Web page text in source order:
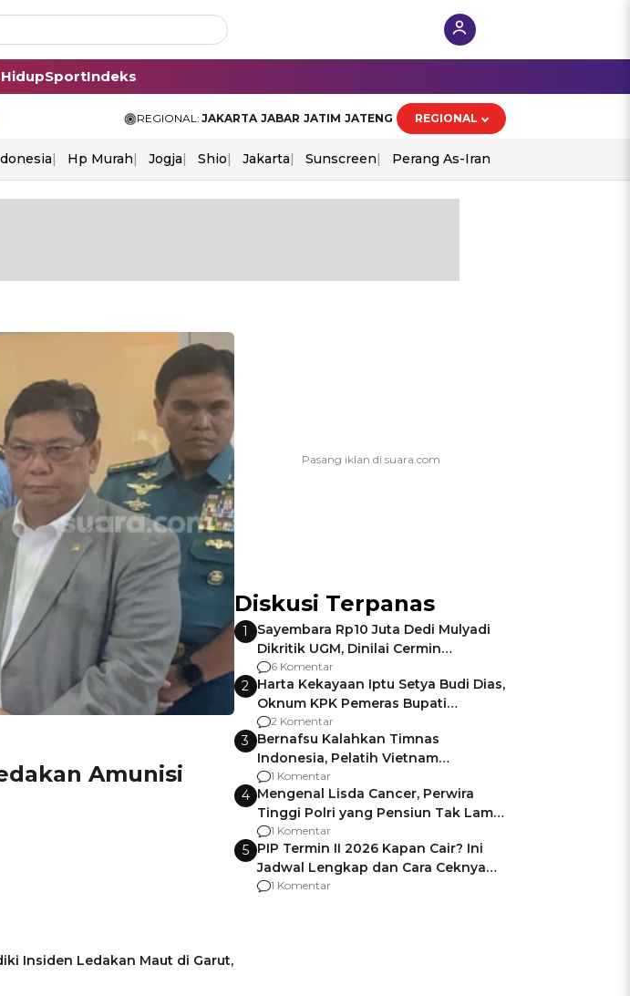
SportIndeks
REGIONAL: JAKARTA JABAR JATIM JATENG REGIONAL
Hp Murah Jogja Shio Jakarta Sunscreen Perang As-Iran
Amunisi
Insiden Ledakan Maut di Garut,
Diskusi Terpanas
1
Sayembara Rp10 Juta Dedi Mulyadi
Dikritik UGM, Dinilai Cermin
Gagalnya Negara Jamin Keamanan
6 Komentar
2 Harta Kekayaan Iptu Setya Budi Dias,
Oknum KPK Pemeras Bupati
Pemalang
2 Komentar
3 Bernafsu Kalahkan Timnas
Indonesia, Pelatih Vietnam
Berencana Pakai Jimat di Pakansari
1 Komentar
4 Mengenal Lisda Cancer, Perwira
Tinggi Polri yang Pensiun Tak Lama
Usai Jadi Brigjen
1 Komentar
5 PIP Termin II 2026 Kapan Cair? Ini
Jadwal Lengkap dan Cara Ceknya
agar Dana Tidak Hangus!
1 Komentar